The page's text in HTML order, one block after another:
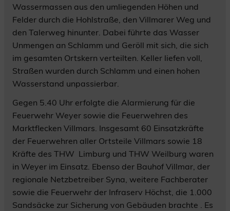
Wassermassen aus den umliegenden Höhen und
Felder durch die Hohlstraße, den Villmarer Weg und
den Talerweg hinunter. Dabei führte das Wasser
Unmengen an Schlamm und Geröll mit sich, die sich
im gesamten Ortskern verteilten. Keller liefen voll,
Straßen wurden durch Schlamm und einen hohen
Wasserstand unpassierbar.
Gegen 5.40 Uhr erfolgte die Alarmierung für die
Feuerwehr Weyer sowie die Feuerwehren des
Marktflecken Villmars. Insgesamt 60 Einsatzkräfte
der Feuerwehren aller Ortsteile Villmars sowie 18
Kräfte des THW Limburg und THW Weilburg waren
in Weyer im Einsatz. Ebenso der Bauhof Villmar, der
regionale Netzbetreiber Syna, weitere Fachberater
sowie die Feuerwehr der Infraserv Höchst, die 1.000
Sandsäcke zur Sicherung von Gebäuden brachte . Es